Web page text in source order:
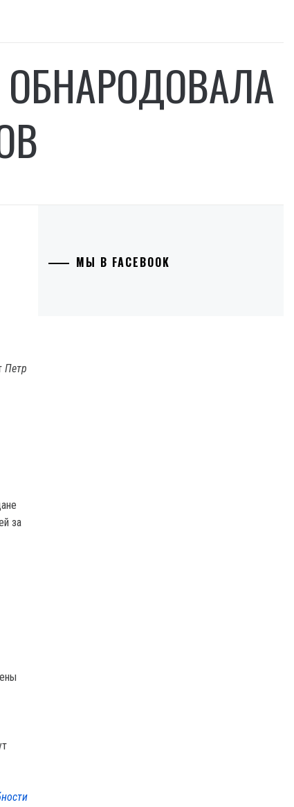
Петр
за
МЫ В FACEBOOK